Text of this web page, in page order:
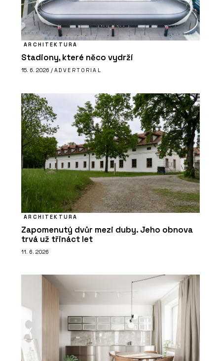
ARCHITEKTURA
Stadiony, které něco vydrží
15. 6. 2026 / ADVERTORIAL
ARCHITEKTURA
Zapomenutý dvůr mezi duby. Jeho obnova
trvá už třináct let
11. 6. 2026